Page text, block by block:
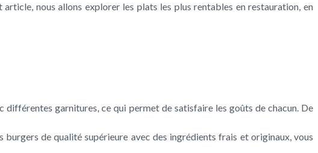
nous allons explorer les plats les plus rentables en restauration, en
garnitures, ce qui permet de satisfaire les goûts de chacun. De
de qualité supérieure avec des ingrédients frais et originaux, vous